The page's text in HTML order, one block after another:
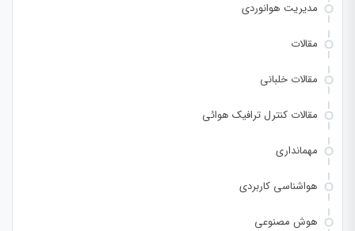
مدیریت هوانوردی
مقالات
مقالات خلبانی
مقالات کنترل ترافیک هوائی
مهمانداری
هواشناسی کاربردی
هوش مصنوعی